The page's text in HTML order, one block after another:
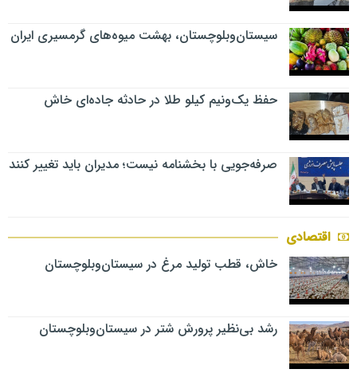
سیستان‌وبلوچستان، بهشت میوه‌های گرمسیری ایران
حفظ یک‌ونیم کیلو طلا در حادثه جاده‌ای خاش
صرفه‌جویی با بخشنامه نیست؛ مدیران باید تغییر کنند
اقتصادی
خاش، قطب تولید مرغ در سیستان‌وبلوچستان
رشد بی‌نظیر پرورش شتر در سیستان‌وبلوچستان